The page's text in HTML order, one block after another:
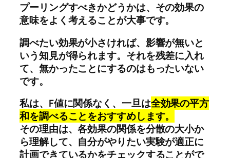
プーリングすべきかどうかは、その効果の
意味をよく考えることが大事です。
調べたい効果が小さければ、影響が無いと
いう知見が得られます。それを残差に入れ
て、無かったことにするのはもったいない
です。
私は、F値に関係なく、一旦は全効果の平方
和を調べることをおすすめします。
その理由は、各効果の関係を分散の大小か
ら理解して、自分がやりたい実験が適正に
計画できているかをチェックすることがで